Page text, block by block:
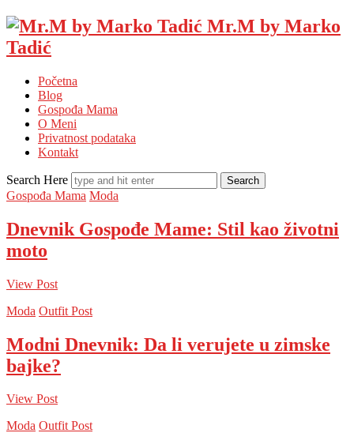
Mr.M by Marko
Tadić
Početna
Blog
Gospođa Mama
O Meni
Privatnost podataka
Kontakt
Search Here
Gospođa Mama Moda
Dnevnik Gospođe Mame: Stil kao životni
moto
View Post
Moda Outfit Post
Modni Dnevnik: Da li verujete u zimske
bajke?
View Post
Moda Outfit Post